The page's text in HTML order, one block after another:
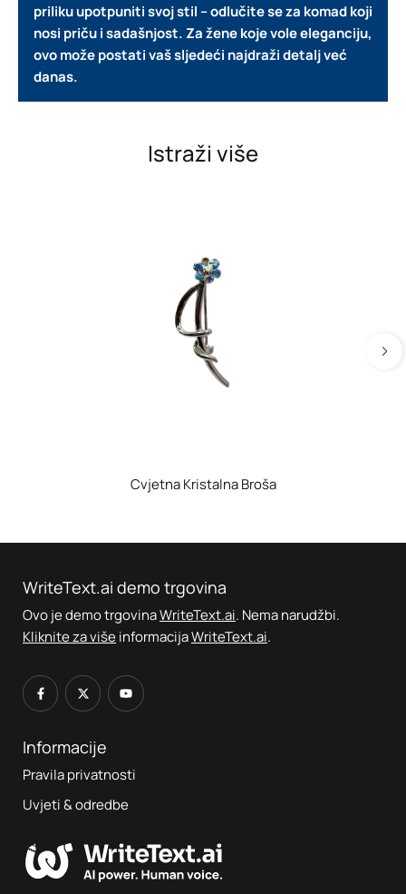
priliku upotpuniti svoj stil – odlučite se za komad koji
nosi priču i sadašnjost.Za žene koje vole eleganciju,
ovo može postati vaš sljedeći najdraži detalj već
danas.
Istraži više
Cvjetna Kristalna Broša
WriteText.ai demo trgovina
Ovo je demo trgovinaWriteText.ai. Nema narudžbi.
Kliknite za višeinformacijaWriteText.ai.
Informacije
Pravila privatnosti
Uvjeti & odredbe